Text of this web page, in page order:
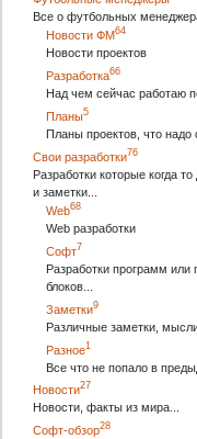
Все о футбольных
Новости ФМ64
Новости проектов
Разработка66
Над чем сейчас работаю
Планы5
Планы проектов, что надо
Свои разработки76
Разработки которые когда
и заметки...
Web68
Web разработки
Софт7
Разработки программ
блоков...
Заметки9
Различные заметки, мысли
Разное1
Все что не попало в
Новости27
Новости, факты из мира...
Софт-обзор28